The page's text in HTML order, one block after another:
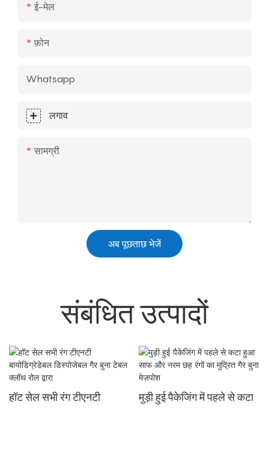
ई-मेल
फ़ोन
Whatsapp
लगाव
सामग्री
अब पूछताछ भेजें
संबंधित उत्पादों
हॉट सेल सभी रंग टीएनटी
मुड़ी हुई पैकेजिंग में पहले से कटा